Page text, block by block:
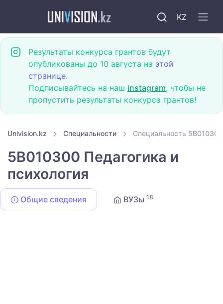
KZ
Результаты конкурса грантов будут
опубликованы до 10 августа на этой
странице.
Подписывайтесь на наш instagram, чтобы не
пропустить результаты конкурса грантов!
Univision.kz Специальности Специальность
5B010300 Педагогика и
психология
Общие сведения ВУЗы 18